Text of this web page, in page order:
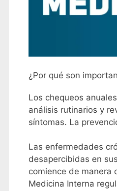
¿Por qué son
Los chequeos
análisis rutinarios y
síntomas. La
Las enfermedades
desapercibidas en
comience de manera
Medicina Interna